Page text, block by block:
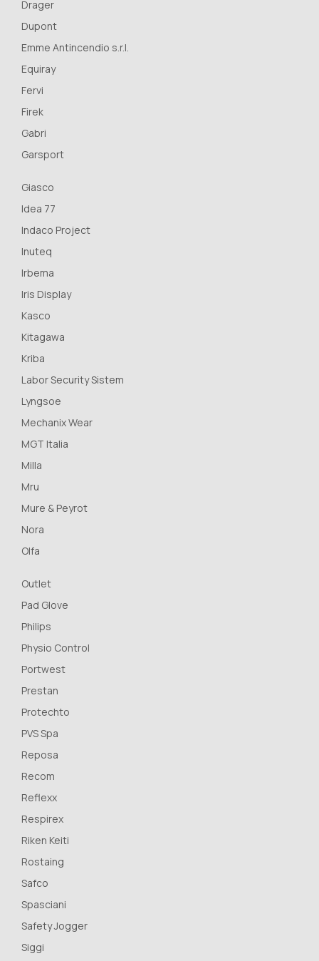
Drager
Dupont
Emme Antincendio s.r.l.
Equiray
Fervi
Firek
Gabri
Garsport
Giasco
Idea 77
Indaco Project
Inuteq
Irbema
Iris Display
Kasco
Kitagawa
Kriba
Labor Security Sistem
Lyngsoe
Mechanix Wear
MGT Italia
Milla
Mru
Mure & Peyrot
Nora
Olfa
Outlet
Pad Glove
Philips
Physio Control
Portwest
Prestan
Protechto
PVS Spa
Reposa
Recom
Reflexx
Respirex
Riken Keiti
Rostaing
Safco
Spasciani
Safety Jogger
Siggi